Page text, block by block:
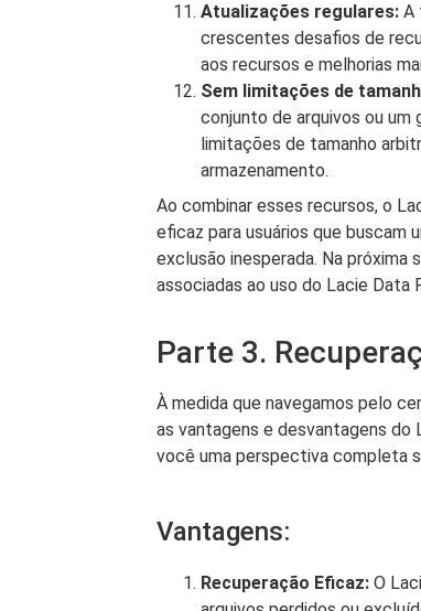
Atualizações regulares: A
crescentes desafios de
aos recursos e melhorias
Sem limitações de
conjunto de arquivos ou um
limitações de tamanho
armazenamento.
Ao combinar esses recursos, o
eficaz para usuários que buscam
exclusão inesperada. Na próxima
associadas ao uso do Lacie Data
Parte 3.
À medida que navegamos pelo
as vantagens e desvantagens do
você uma perspectiva completa
Vantagens:
Recuperação Eficaz: O